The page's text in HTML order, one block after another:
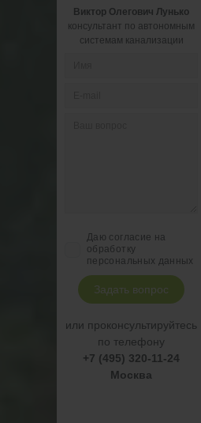
Виктор Олегович Лунько
консультант по автономным
системам канализации
Даю согласие на
обработку
персональных данных
Задать вопрос
или проконсультируйтесь
по телефону
+7 (495) 320-11-24
Москва